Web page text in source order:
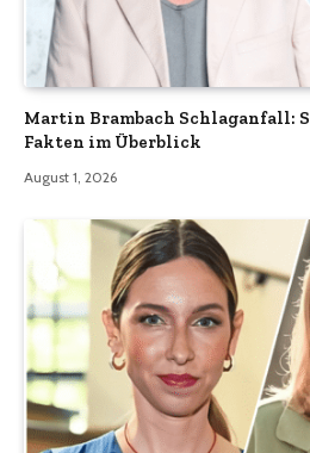
Martin Brambach Schlaganfall:
Fakten im Überblick
August 1, 2026